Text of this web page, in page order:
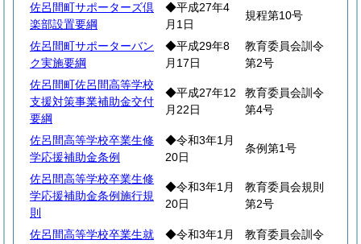
佐呂間町サポーターズ倶
楽部設置要綱
◆平成27年4
月1日
規程第10号
佐呂間町サポーターバン
ク実施要綱
◆平成29年8
月17日
教育委員会訓令
第2号
佐呂間町佐呂間高等学校
支援対策事業補助金交付
要綱
◆平成27年12
月22日
教育委員会訓令
第4号
佐呂間高等学校卒業生修
学応援補助金条例
◆令和3年1月
20日
条例第1号
佐呂間高等学校卒業生修
学応援補助金条例施行規
則
◆令和3年1月
20日
教育委員会規則
第2号
佐呂間高等学校卒業生就
◆令和3年1月
教育委員会訓令